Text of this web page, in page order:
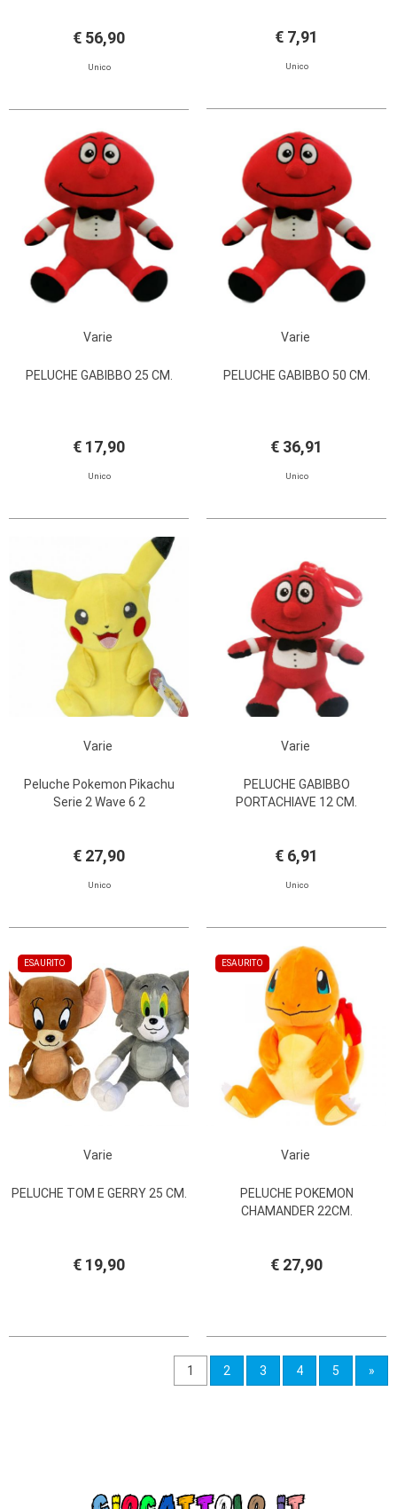
€ 56,90
Unico
€ 7,91
Unico
Varie
PELUCHE GABIBBO 25 CM.
€ 17,90
Unico
Varie
PELUCHE GABIBBO 50 CM.
€ 36,91
Unico
Varie
Peluche Pokemon Pikachu
Serie 2 Wave 6 2
€ 27,90
Unico
Varie
PELUCHE GABIBBO
PORTACHIAVE 12 CM.
€ 6,91
Unico
ESAURITO
Varie
PELUCHE TOM E GERRY 25 CM.
€ 19,90
ESAURITO
Varie
PELUCHE POKEMON
CHAMANDER 22CM.
€ 27,90
1 2 3 4 5 »